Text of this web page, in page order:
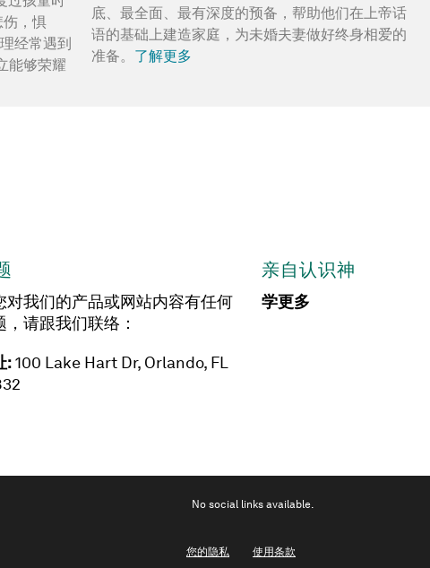
伤，惧
经常遇到
能够荣耀
底、最全面、最有深度的预备，帮助他们在上帝话
语的基础上建造家庭，为未婚夫妻做好终身相爱的
准备。 了解更多
对我们的产品或网站内容有任何
，请跟我们联络：
:100 Lake Hart Dr, Orlando, FL
亲自认识神
学更多
No social links available.
您的隐私 使用条款